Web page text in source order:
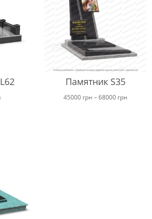
Памятник S35
45000 грн –68000 грн